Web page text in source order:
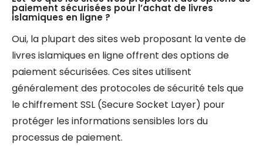
paiement sécurisées pour l’achat de livres
islamiques en ligne ?
Oui, la plupart des sites web proposant la vente de
livres islamiques en ligne offrent des options de
paiement sécurisées. Ces sites utilisent
généralement des protocoles de sécurité tels que
le chiffrement SSL (Secure Socket Layer) pour
protéger les informations sensibles lors du
processus de paiement.